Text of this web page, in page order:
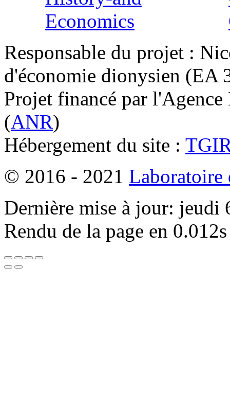
Responsable du projet :
d'économie dionysien
Projet financé par l'Agence
(ANR)
Hébergement du site :
© 2016 - 2021 Laboratoire
Dernière mise à jour:
Rendu de la page en 0.012s